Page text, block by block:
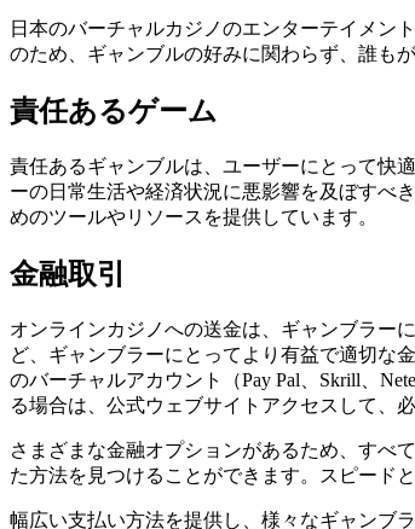
日本のバーチャルカジノのエンターテイメン
のため、ギャンブルの好みに関わらず、誰も
責任あるゲーム
責任あるギャンブルは、ユーザーにとって快
ーの日常生活や経済状況に悪影響を及ぼすべ
めのツールやリソースを提供しています。
金融取引
オンラインカジノへの送金は、ギャンブラー
ど、ギャンブラーにとってより有益で適切な
のバーチャルアカウント（Pay Pal、Skrill、
る場合は、公式ウェブサイトアクセスして、
さまざまな金融オプションがあるため、すべ
た方法を見つけることができます。スピード
幅広い支払い方法を提供し、様々なギャンブ